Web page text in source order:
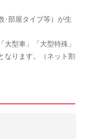
･部屋タイプ等）が生
型車」「大型特殊」
なります。（ネット割